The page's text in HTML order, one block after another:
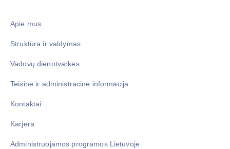
Apie mus
Struktūra ir valdymas
Vadovų dienotvarkės
Teisinė ir administracinė informacija
Kontaktai
Karjera
Administruojamos programos Lietuvoje